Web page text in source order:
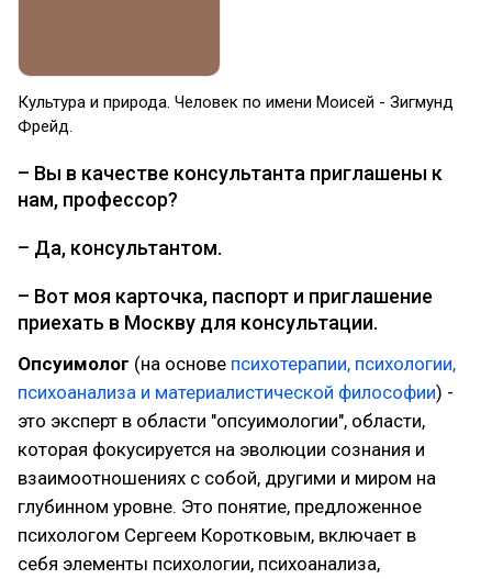
Культура и природа. Человек по имени Моисей - Зигмунд
Фрейд.
– Вы в качестве консультанта приглашены к
нам, профессор?
– Да, консультантом.
– Вот моя карточка, паспорт и приглашение
приехать в Москву для консультации.
Опсуимолог (на основе психотерапии, психологии,
психоанализа и материалистической философии) -
это эксперт в области "опсуимологии", области,
которая фокусируется на эволюции сознания и
взаимоотношениях с собой, другими и миром на
глубинном уровне. Это понятие, предложенное
психологом Сергеем Коротковым, включает в
себя элементы психологии, психоанализа,